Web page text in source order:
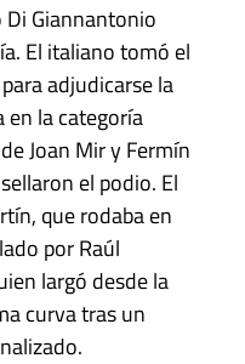
Di Giannantonio
El italiano tomó el
adjudicarse la
en la categoría
Joan Mir y Fermín
el podio. El
que rodaba en
por Raúl
largó desde la
curva tras un